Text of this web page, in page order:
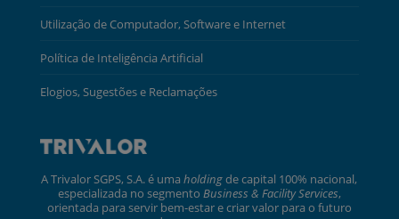
Utilização de Computador, Software e Internet
Política de Inteligência Artificial
Elogios, Sugestões e Reclamações
A Trivalor SGPS, S.A. é umaholdingde capital 100% nacional,
especializada no segmento Business & Facility Services,
orientada para servir bem-estar e criar valor para o futuro